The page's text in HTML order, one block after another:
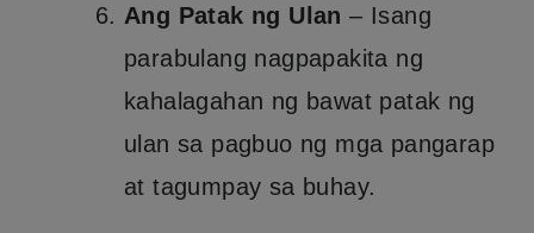
Ang Patak ng Ulan – Isang
parabulang nagpapakita ng
kahalagahan ng bawat patak ng
ulan sa pagbuo ng mga pangarap
at tagumpay sa buhay.